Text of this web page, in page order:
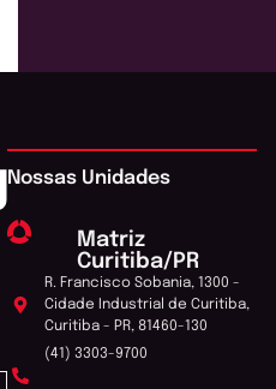
Nossas Unidades
Matriz
Curitiba/PR
R. Francisco Sobania, 1300 -
Cidade Industrial de Curitiba,
Curitiba - PR, 81460-130
(41) 3303-9700